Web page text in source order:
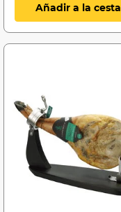
Añadir a la cesta